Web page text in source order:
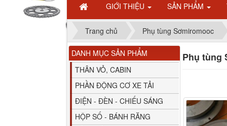
GIỚI THIỆU SẢN PHẨM
Trang chủ Phụ tùng Sơmiromooc
Phụ tùng
DANH MỤC SẢN PHẨM
THÂN VỎ, CABIN
PHẦN ĐỘNG CƠ XE TẢI
ĐIỆN - ĐÈN - CHIẾU SÁNG
HỘP SỐ - BÁNH RĂNG
Bình nước phụ
Chenglong hải âu...